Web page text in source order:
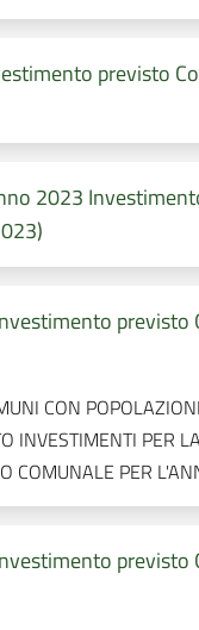
previsto
2023
previsto
CON
INVESTIMENTI PER
COMUNALE PER
previsto